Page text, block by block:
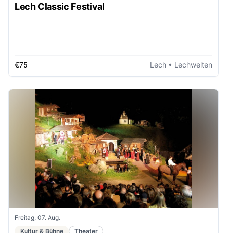
Lech Classic Festival
€75 Lech • Lechwelten
Freitag, 07. Aug.
Kultur & Bühne
Theater